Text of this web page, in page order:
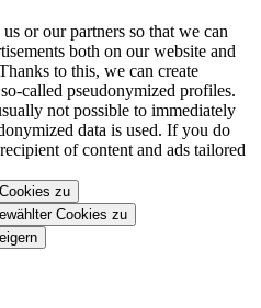
or our partners so that we can
both on our website and
to this, we can create
called pseudonymized profiles.
not possible to immediately
data is used. If you do
of content and ads tailored
zu
Cookies zu